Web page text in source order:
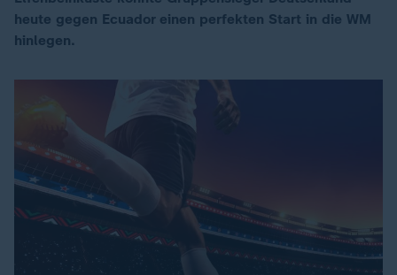
00:18
heute gegen Ecuador einen perfekten Start in die WM
hinlegen.